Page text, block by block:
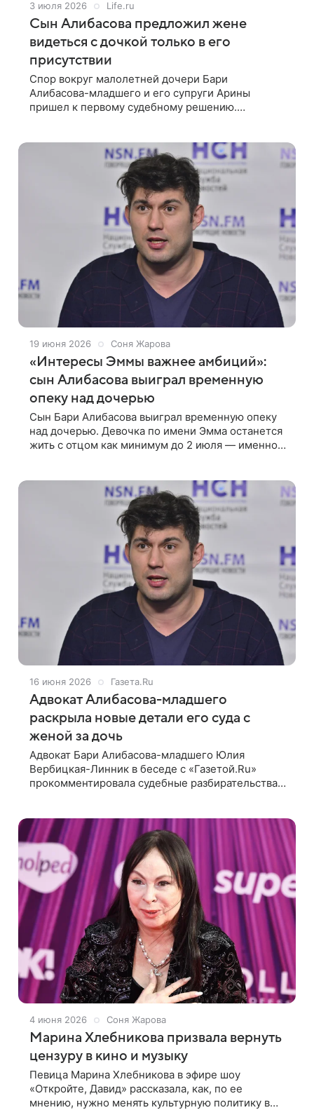
3 июля 2026 Life.ru
Сын Алибасова предложил жене
видеться с дочкой только в его
присутствии
Спор вокруг малолетней дочери Бари
Алибасова-младшего и его супруги Арины
пришел к первому судебному решению.
проживать с матерью.
19 июня 2026 Соня Жарова
«Интересы Эммы важнее амбиций»:
сын Алибасова выиграл временную
опеку над дочерью
Сын Бари Алибасова выиграл временную опеку
над дочерью. Девочка по имени Эмма останется
жить с отцом как минимум до 2 июля — именно
16 июня 2026 Газета.Ru
Адвокат Алибасова-младшего
раскрыла новые детали его суда с
женой за дочь
Адвокат Бари Алибасова-младшего Юлия
Вербицкая-Линник в беседе с «Газетой.Ru»
прокомментировала судебные разбирательства
4 июня 2026 Соня Жарова
Марина Хлебникова призвала вернуть
цензуру в кино и музыку
Певица Марина Хлебникова в эфире шоу
«Откройте, Давид» рассказала, как, по ее
мнению, нужно менять культурную политику в